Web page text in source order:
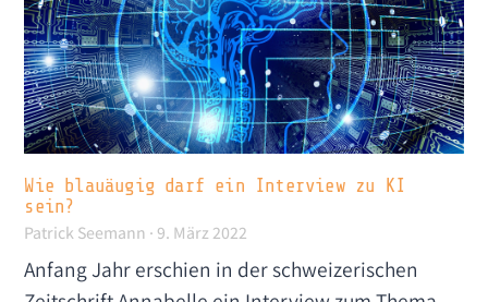
Wie blauäugig darf ein Interview zu KI
sein?
Patrick Seemann 9. März 2022
Anfang Jahr erschien in der schweizerischen